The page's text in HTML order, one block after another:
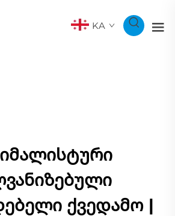
KA
ქვედამო |